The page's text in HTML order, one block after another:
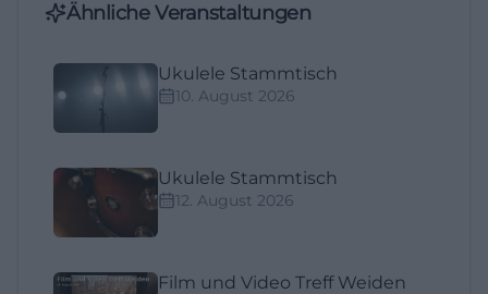
Ähnliche Veranstaltungen
Ukulele Stammtisch
10. August 2026
Ukulele Stammtisch
12. August 2026
Film und Video Treff Weiden